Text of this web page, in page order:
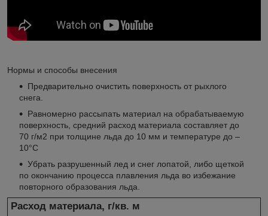
Нормы и способы внесения
Предварительно очистить поверхность от рыхлого
снега.
Равномерно рассыпать материал на обрабатываемую
поверхность, средний расход материала составляет до
70 г/м2 при толщине льда до 10 мм и температуре до –
10°С
Убрать разрушенный лед и снег лопатой, либо щеткой
по окончанию процесса плавления льда во избежание
повторного образования льда.
Расход материала, г/кв. м